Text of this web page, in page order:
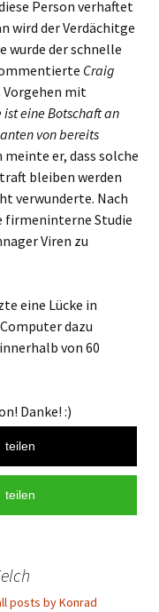
Person verhaftet
wird der Verdächitge
wurde der schnelle
Craig
Vorgehen mit
ist eine Botschaft an
von bereits
meinte er, dass solche
bleiben werden
verwunderte. Nach
firmeninterne Studie
Viren zu
eine Lücke in
dazu
von 60
Danke! :)
teilen
teilen
posts by Konrad